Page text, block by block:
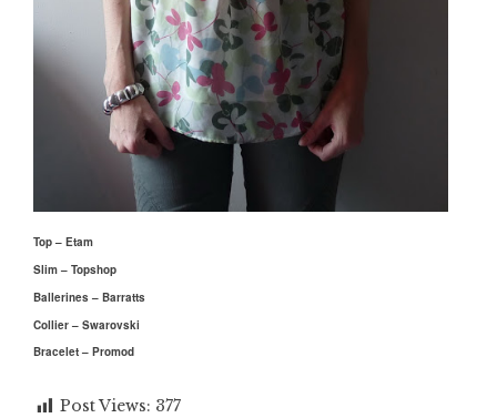
Top – Etam
Slim – Topshop
Ballerines – Barratts
Collier – Swarovski
Bracelet – Promod
Post Views: 377